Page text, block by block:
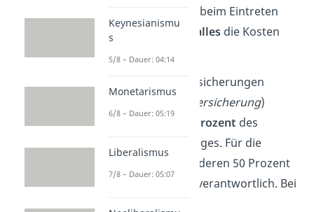
Organisationen, die beim Eintreten
desVersicherungsfalles die Kosten
dafür tragen.
Bei den meisten Versicherungen
Ausnahme: Unfallversicherung)
bezahlst du nur
50 Prozent des
Versicherungsbeitrages. Für die
Finanzierung der anderen 50 Prozent
ist der
verantwortlich. Bei
Rentnern ersetzt die
Keynesianismu
s
5/8 – Dauer: 04:14
Monetarismus
6/8 – Dauer: 05:19
Liberalismus
7/8 – Dauer: 05:07